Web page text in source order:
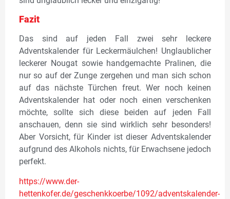
Fazit
Das sind auf jeden Fall zwei sehr leckere
Adventskalender für Leckermäulchen! Unglaublicher
leckerer Nougat sowie handgemachte Pralinen, die
nur so auf der Zunge zergehen und man sich schon
auf das nächste Türchen freut. Wer noch keinen
Adventskalender hat oder noch einen verschenken
möchte, sollte sich diese beiden auf jeden Fall
anschauen, denn sie sind wirklich sehr besonders!
Aber Vorsicht, für Kinder ist dieser Adventskalender
aufgrund des Alkohols nichts, für Erwachsene jedoch
perfekt.
https://www.der-
hettenkofer.de/geschenkkoerbe/1092/adventskalender-